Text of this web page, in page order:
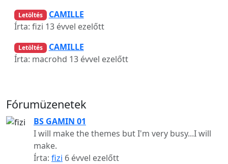
Letöltés
CAMILLE
Írta: fizi 13 évvel ezelőtt
Letöltés
CAMILLE
Írta: macrohd 13 évvel ezelőtt
Fórumüzenetek
BS GAMIN 01
I will make the themes but I'm very busy...I will
make.
Írta: fizi 6 évvel ezelőtt